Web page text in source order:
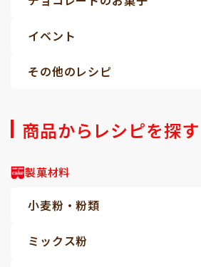
イベント
その他のレシピ
商品からレシピを探す
製菓材料
小麦粉・粉類
ミックス粉